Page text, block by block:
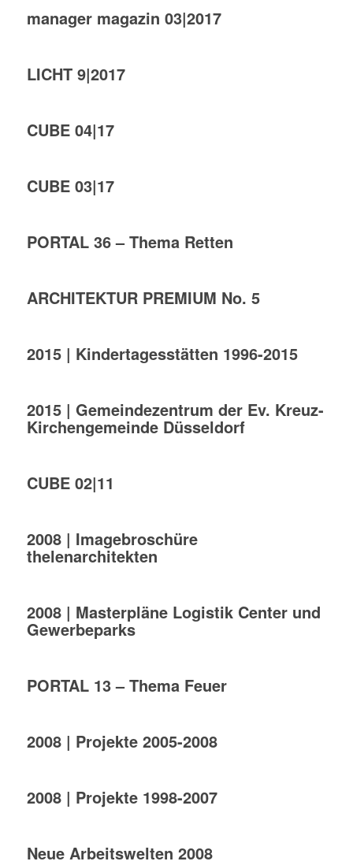
manager magazin 03|2017
LICHT 9|2017
CUBE 04|17
CUBE 03|17
PORTAL 36 – Thema Retten
ARCHITEKTUR PREMIUM No. 5
2015 | Kindertagesstätten 1996-2015
2015 | Gemeindezentrum der Ev. Kreuz-
Kirchengemeinde Düsseldorf
CUBE 02|11
2008 | Imagebroschüre
thelenarchitekten
2008 | Masterpläne Logistik Center und
Gewerbeparks
PORTAL 13 – Thema Feuer
2008 | Projekte 2005-2008
2008 | Projekte 1998-2007
Neue Arbeitswelten 2008